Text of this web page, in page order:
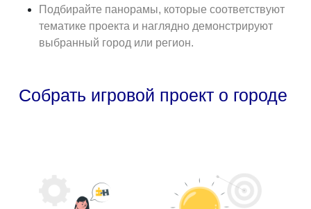
Подбирайте панорамы, которые соответствуют
тематике проекта и наглядно демонстрируют
выбранный город или регион.
Собрать игровой проект о городе